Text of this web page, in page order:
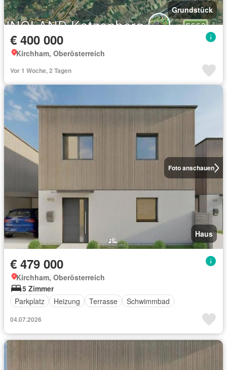
Grundstück
€ 400 000
Kirchham, Oberösterreich
Vor 1 Woche, 2 Tagen
Foto anschauen
Haus
€ 479 000
Kirchham, Oberösterreich
5 Zimmer
Parkplatz
Heizung Terrasse Schwimmbad
04.07.2026